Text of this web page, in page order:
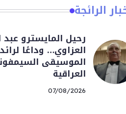
الرائجة
رحيل المايسترو عبد
العزاوي… وداعًا لرائد
الموسيقى
العراقية
07/08/2026